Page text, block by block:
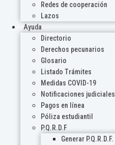
Redes de cooperación
Lazos
Ayuda
Directorio
Derechos pecunarios
Glosario
Listado Trámites
Medidas COVID-19
Notificaciones judiciales
Pagos en línea
Póliza estudiantil
P.Q.R.D.F
Generar P.Q.R.D.F.